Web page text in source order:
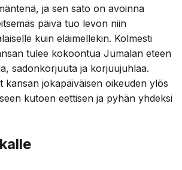
ja sen sato on avoinna
päivä tuo levon niin
kuin eläimellekin. Kolmesti
tulee kokoontua Jumalan eteen
sadonkorjuuta ja korjuujuhlaa.
kansan jokapäiväisen oikeuden ylös
kutoen eettisen ja pyhän yhdeksi